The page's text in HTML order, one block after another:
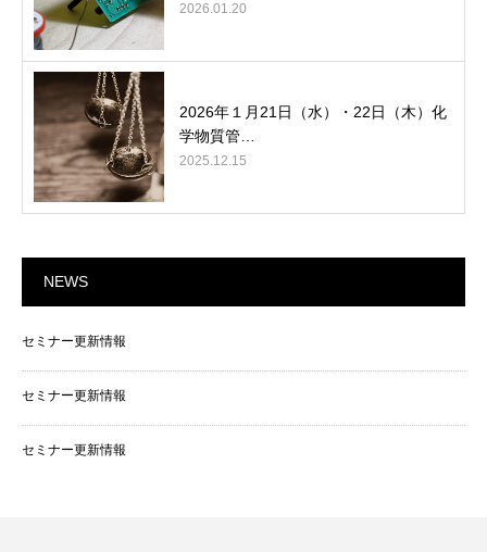
2026.01.20
2026年１月21日（水）・22日（木）化
学物質管…
2025.12.15
NEWS
セミナー更新情報
セミナー更新情報
セミナー更新情報